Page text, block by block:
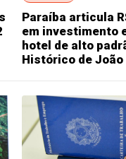
Paraíba articula
em investimento
hotel de alto
Histórico de João